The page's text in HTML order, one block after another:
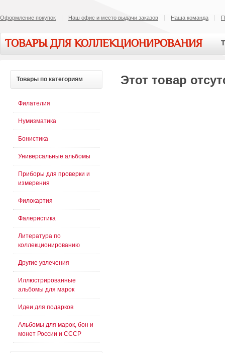
Оформление покупок Наш офис и место выдачи заказов Наша команда
ТОВАРЫ ДЛЯ КОЛЛЕКЦИОНИРОВАНИЯ
Этот товар
Товары по категориям
Филателия
Нумизматика
Бонистика
Универсальные альбомы
Приборы для проверки и
измерения
Филокартия
Фалеристика
Литература по
коллекционированию
Другие увлечения
Иллюстрированные
альбомы для марок
Идеи для подарков
Альбомы для марок, бон и
монет России и СССР